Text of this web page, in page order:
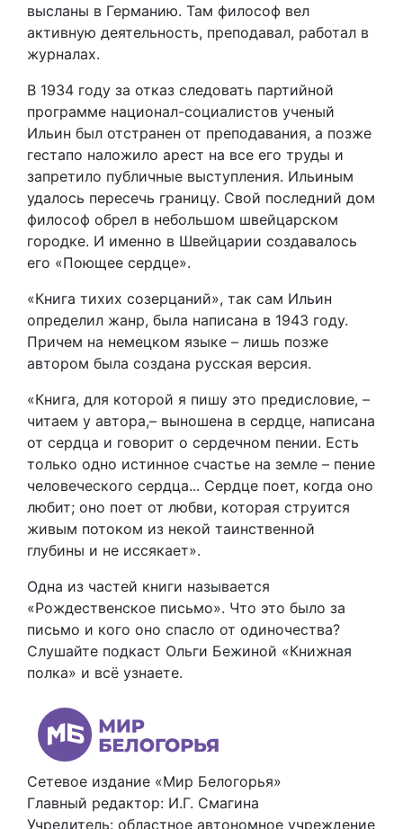
высланы в Германию. Там философ вел
активную деятельность, преподавал, работал в
журналах.
В 1934 году за отказ следовать партийной
программе национал-социалистов ученый
Ильин был отстранен от преподавания, а позже
гестапо наложило арест на все его труды и
запретило публичные выступления. Ильиным
удалось пересечь границу. Свой последний дом
философ обрел в небольшом швейцарском
городке. И именно в Швейцарии создавалось
его «Поющее сердце».
«Книга тихих созерцаний», так сам Ильин
определил жанр, была написана в 1943 году.
Причем на немецком языке – лишь позже
автором была создана русская версия.
«Книга, для которой я пишу это предисловие, –
читаем у автора,– выношена в сердце, написана
от сердца и говорит о сердечном пении. Есть
только одно истинное счастье на земле – пение
человеческого сердца... Сердце поет, когда оно
любит; оно поет от любви, которая струится
живым потоком из некой таинственной
глубины и не иссякает».
Одна из частей книги называется
«Рождественское письмо». Что это было за
письмо и кого оно спасло от одиночества?
Слушайте подкаст Ольги Бежиной «Книжная
полка» и всё узнаете.
Сетевое издание «Мир Белогорья»
Главный редактор: И.Г. Смагина
Учредитель: областное автономное учреждение